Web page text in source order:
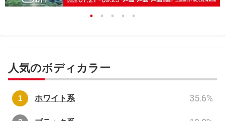
人気のボディカラー
ホワイト系 35.6%